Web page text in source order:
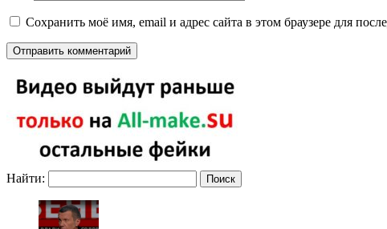
Сохранить моё имя, email и адрес сайта в этом браузере для
Найти: